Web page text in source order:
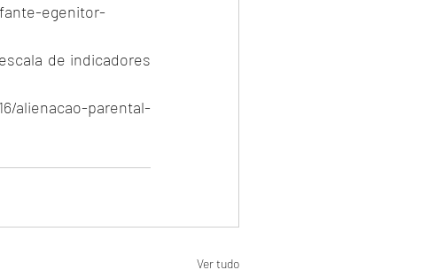
egenitor-
de indicadores
alienacao-parental-
Ver tudo